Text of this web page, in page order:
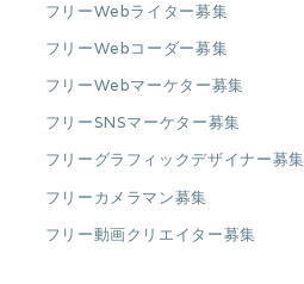
フリーWebライター募集
フリーWebコーダー募集
フリーWebマーケター募集
フリーSNSマーケター募集
フリーグラフィックデザイナー募集
フリーカメラマン募集
フリー動画クリエイター募集